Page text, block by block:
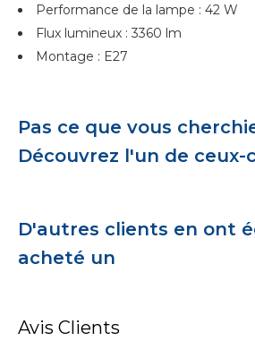
Performance de la lampe : 42 W
Flux lumineux : 3360 lm
Montage : E27
Pas ce que vous
Découvrez l'un de ceux-
D'autres clients en ont
acheté un
Avis Clients